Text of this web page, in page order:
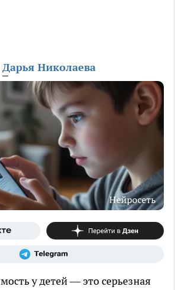
Дарья Николаева
Нейросеть
у детей — это серьезная